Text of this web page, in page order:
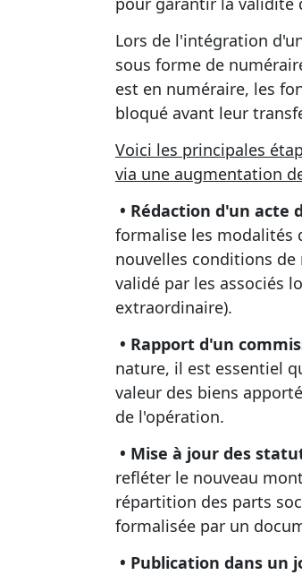
Lors de l'intégration
sous forme de
est en numéraire, les
bloqué avant leur
Voici les principales
via une augmentation
• Rédaction d'un acte
formalise les modalités
nouvelles conditions
validé par les associés
extraordinaire).
• Rapport d'un
nature, il est essentiel
valeur des biens
de l'opération.
• Mise à jour des
refléter le nouveau
répartition des parts
formalisée par un
• Publication dans un